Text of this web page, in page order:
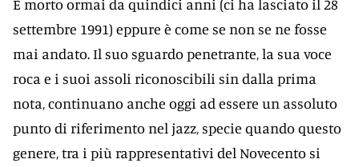
È morto ormai da quindici anni (ci ha lasciato il 28
settembre 1991) eppure è come se non se ne fosse
mai andato. Il suo sguardo penetrante, la sua voce
roca e i suoi assoli riconoscibili sin dalla prima
nota, continuano anche oggi ad essere un assoluto
punto di riferimento nel jazz, specie quando questo
genere, tra i più rappresentativi del Novecento si